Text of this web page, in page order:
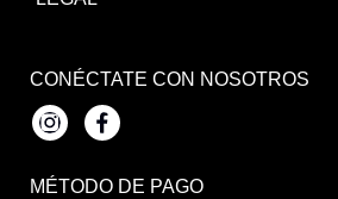
CONÉCTATE CON NOSOTROS
InstagramFacebook
MÉTODO DE PAGO